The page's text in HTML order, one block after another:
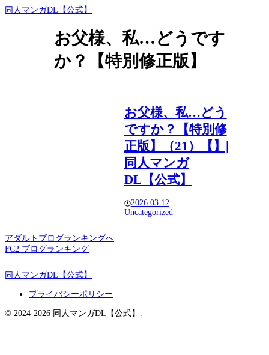
同人マンガDL【公式】
お父様、私…どうです
か？【特別修正版】
お父様、私…どう
ですか？【特別修
正版】（21）【】|
同人マンガ
DL【公式】
2026.03.12
Uncategorized
アダルトブログランキングへ
FC2 ブログランキング
同人マンガDL【公式】
プライバシーポリシー
© 2024-2026 同人マンガDL【公式】.